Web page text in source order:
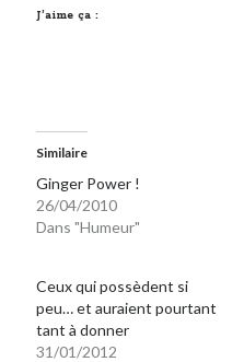
J’aime ça :
Similaire
Ginger Power !
26/04/2010
Dans "Humeur"
Ceux qui possèdent si
peu… et auraient pourtant
tant à donner
31/01/2012